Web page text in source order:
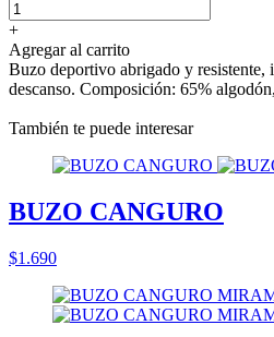
+
Agregar al carrito
Buzo deportivo abrigado y resistente,
descanso. Composición: 65%
También te puede interesar
BUZO CANGURO
$1.690